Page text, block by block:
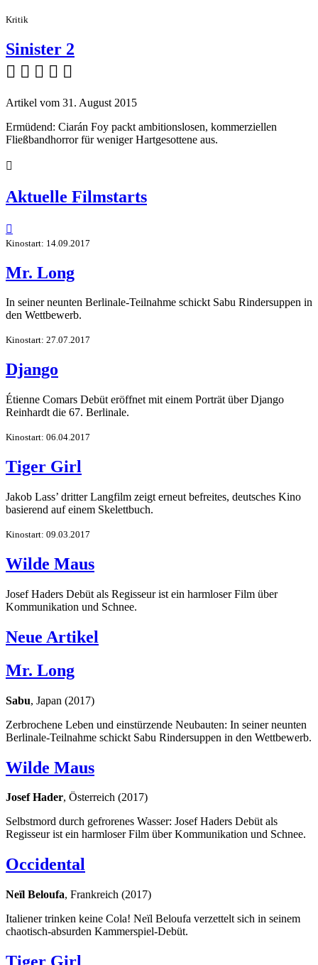
Kritik
Sinister 2
    
Artikel vom 31. August 2015
Ermüdend: Ciarán Foy packt ambitionslosen, kommerziellen
Fließbandhorror für weniger Hartgesottene aus.

Aktuelle Filmstarts

Kinostart: 14.09.2017
Mr. Long
In seiner neunten Berlinale-Teilnahme schickt Sabu Rindersuppen in
den Wettbewerb.
Kinostart: 27.07.2017
Django
Étienne Comars Debüt eröffnet mit einem Porträt über Django
Reinhardt die 67. Berlinale.
Kinostart: 06.04.2017
Tiger Girl
Jakob Lass’ dritter Langfilm zeigt erneut befreites, deutsches Kino
basierend auf einem Skelettbuch.
Kinostart: 09.03.2017
Wilde Maus
Josef Haders Debüt als Regisseur ist ein harmloser Film über
Kommunikation und Schnee.
Neue Artikel
Mr. Long
Sabu, Japan (2017)
Zerbrochene Leben und einstürzende Neubauten: In seiner neunten
Berlinale-Teilnahme schickt Sabu Rindersuppen in den Wettbewerb.
Wilde Maus
Josef Hader, Österreich (2017)
Selbstmord durch gefrorenes Wasser: Josef Haders Debüt als
Regisseur ist ein harmloser Film über Kommunikation und Schnee.
Occidental
Neïl Beloufa, Frankreich (2017)
Italiener trinken keine Cola! Neïl Beloufa verzettelt sich in seinem
chaotisch-absurden Kammerspiel-Debüt.